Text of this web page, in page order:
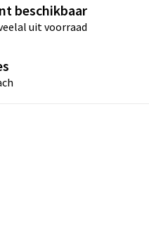
beschikbaar
uit voorraad